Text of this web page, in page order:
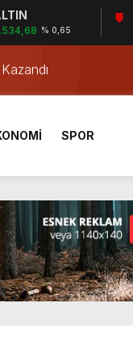
% 0,65
SPOR